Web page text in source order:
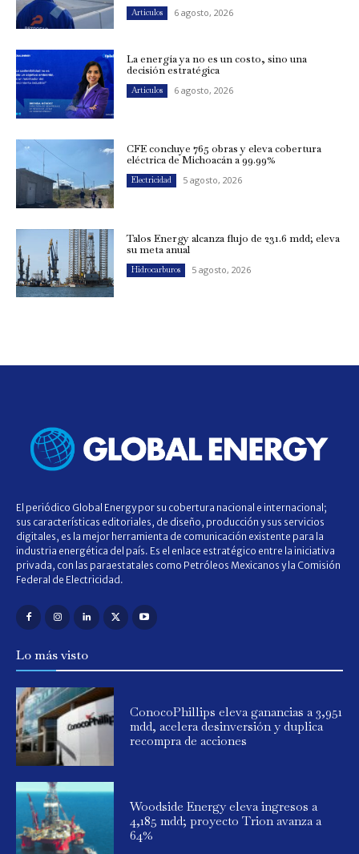
Artículos 6 agosto, 2026
La energía ya no es un costo, sino una
decisión estratégica
Artículos 6 agosto, 2026
CFE concluye 765 obras y eleva cobertura
eléctrica de Michoacán a 99.99%
Electricidad 5 agosto, 2026
Talos Energy alcanza flujo de 231.6 mdd; eleva
su meta anual
Hidrocarburos 5 agosto, 2026
El periódico Global Energy por su cobertura nacional e internacional;
sus características editoriales, de diseño, producción y sus servicios
digitales, es la mejor herramienta de comunicación existente para la
industria energética del país. Es el enlace estratégico entre la iniciativa
privada, con las paraestatales como Petróleos Mexicanos y la Comisión
Federal de Electricidad.
Lo más visto
ConocoPhillips eleva ganancias a 3,951
mdd, acelera desinversión y duplica
recompra de acciones
Woodside Energy eleva ingresos a
4,185 mdd; proyecto Trion avanza a
64%